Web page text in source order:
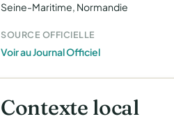
Seine-Maritime, Normandie
SOURCE OFFICIELLE
Voir au Journal Officiel
Contexte local